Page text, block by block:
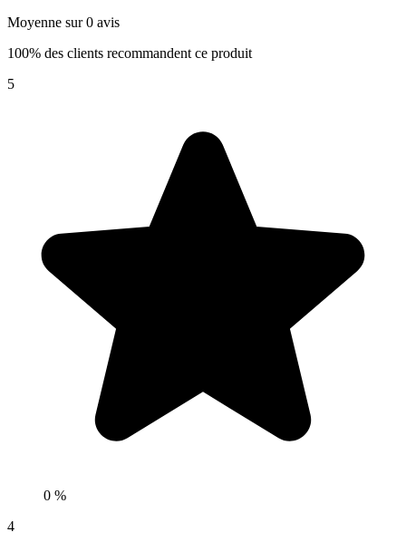
Moyenne sur 0 avis
100% des clients recommandent ce produit
5
0 %
4